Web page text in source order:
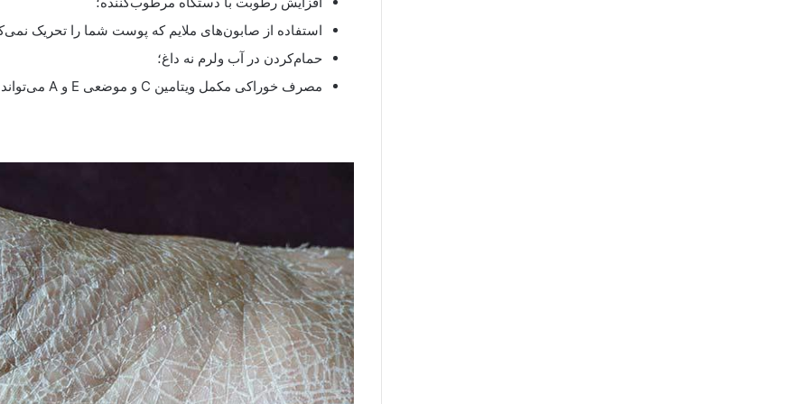
استفاده از صابون‌های ملایم که پوست شما را تحریک
حمام‌کردن در آب ولرم نه داغ؛
مصرف خوراکی مکمل ویتامین C و موضعی E و A می‌تواند درمان پوسته شدن کف پا را سرعت بخشد.